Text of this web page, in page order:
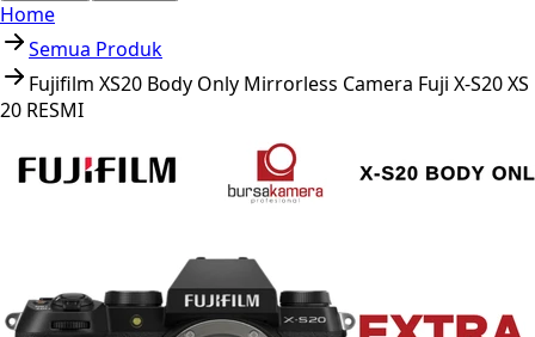
Home
Semua Produk
Fujifilm XS20 Body Only Mirrorless Camera Fuji X-S20 XS
20 RESMI